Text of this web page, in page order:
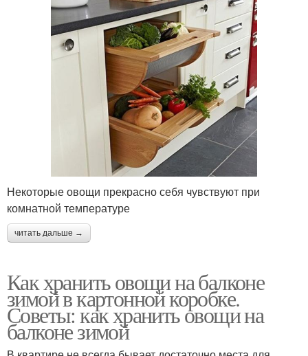
Некоторые овощи прекрасно себя чувствуют при
комнатной температуре
читать дальше →
Как хранить овощи на балконе
зимой в картонной коробке.
Советы: как хранить овощи на
балконе зимой